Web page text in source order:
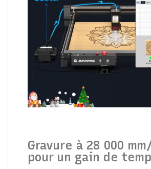
Gravure à 28 000
pour un gain de